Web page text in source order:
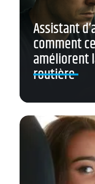
Assistant
comment
améliorent
routière